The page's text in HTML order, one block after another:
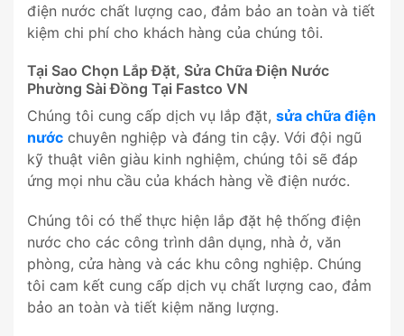
điện nước chất lượng cao, đảm bảo an toàn và tiết
kiệm chi phí cho khách hàng của chúng tôi.
Tại Sao Chọn Lắp Đặt, Sửa Chữa Điện Nước
Phường Sài Đồng Tại Fastco VN
Chúng tôi cung cấp dịch vụ lắp đặt, sửa chữa điện
nước chuyên nghiệp và đáng tin cậy. Với đội ngũ
kỹ thuật viên giàu kinh nghiệm, chúng tôi sẽ đáp
ứng mọi nhu cầu của khách hàng về điện nước.
Chúng tôi có thể thực hiện lắp đặt hệ thống điện
nước cho các công trình dân dụng, nhà ở, văn
phòng, cửa hàng và các khu công nghiệp. Chúng
tôi cam kết cung cấp dịch vụ chất lượng cao, đảm
bảo an toàn và tiết kiệm năng lượng.